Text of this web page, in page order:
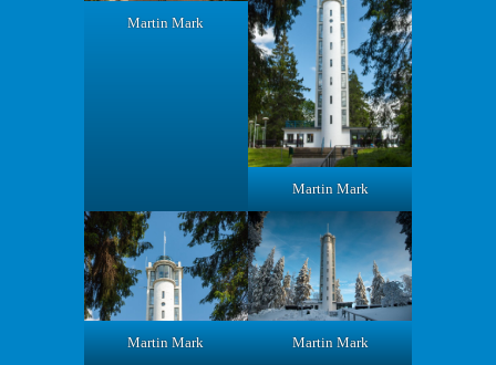
Martin Mark
Martin Mark
Martin Mark Martin Mark